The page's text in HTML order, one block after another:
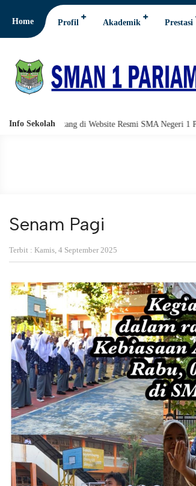
Home Profil Akademik Prestasi
Info Sekolah
di Website Resmi SMA Negeri 1 Pariaman.
Senam Pagi
Terbit : Kamis, 4 September 2025